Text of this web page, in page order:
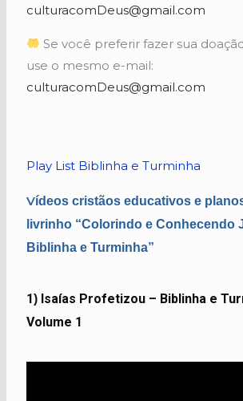
culturacomDeus@gmail.com
Se você preferir fazer sua
use o mesmo e-mail:
culturacomDeus@gmail.com
Play List Biblinha e Turminha
Vídeos cristãos educativose
livrinho “Colorindo e Conhecendo
Biblinha e Turminha”
1) Isaías Profetizou – Biblinha e
Volume 1